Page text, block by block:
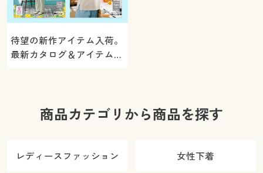
待望の新作アイテム入荷。
最新カタログ＆アイテムを
商品カテゴリから商品を探す
レディースファッション 女性下着